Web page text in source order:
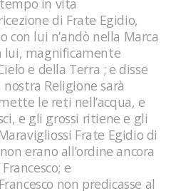
in vita
di Frate Egidio,
con lui n’andò nella Marca
lui, magnificamente
e della Terra ; e disse
Religione sarà
le reti nell’acqua, e
e gli grossi ritiene e gli
Frate Egidio di
erano all’ordine ancora
e
non predicasse al